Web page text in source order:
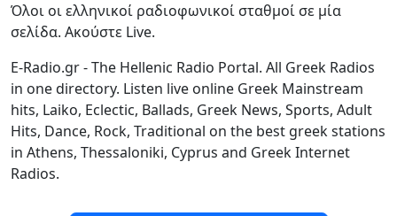
Όλοι οι ελληνικοί ραδιοφωνικοί σταθμοί σε μία
σελίδα. Ακούστε Live.
E-Radio.gr - The Hellenic Radio Portal. All Greek Radios
in one directory. Listen live online Greek Mainstream
hits, Laiko, Eclectic, Ballads, Greek News, Sports, Adult
Hits, Dance, Rock, Traditional on the best greek stations
in Athens, Thessaloniki, Cyprus and Greek Internet
Radios.